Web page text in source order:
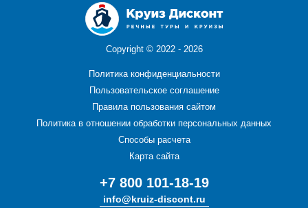
Copyright © 2022 - 2026
Политика конфиденциальности
Пользовательское соглашение
Правила пользования сайтом
Политика в отношении обработки персональных данных
Способы расчета
Карта сайта
+7 800 101-18-19
info@kruiz-discont.ru